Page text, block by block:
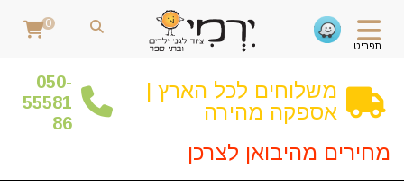
תפריט
0
משלוחים לכל הארץ |
אספקה מהירה
050-
55581
86
מחירים מהיבואן לצרכן